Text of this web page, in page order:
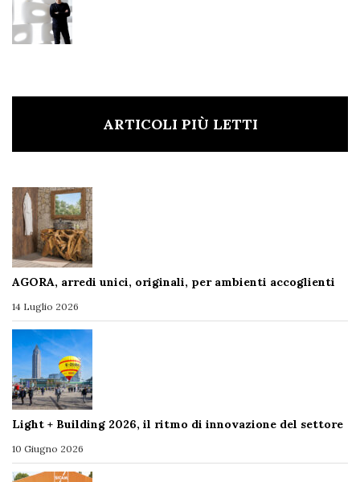
ARTICOLI PIÙ LETTI
AGORA, arredi unici, originali, per ambienti accoglienti
14 Luglio 2026
Light + Building 2026, il ritmo di innovazione del settore
10 Giugno 2026